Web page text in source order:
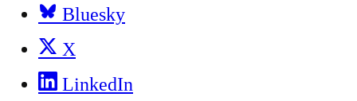
Bluesky
X
LinkedIn